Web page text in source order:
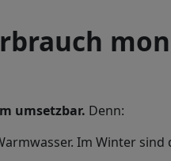
umsetzbar. Denn:
Im Winter